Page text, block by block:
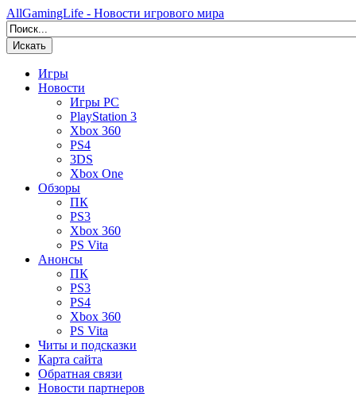
AllGamingLife - Новости игрового мира
Искать
Игры
Новости
Игры PC
PlayStation 3
Xbox 360
PS4
3DS
Xbox One
Обзоры
ПК
PS3
Xbox 360
PS Vita
Анонсы
ПК
PS3
PS4
Xbox 360
PS Vita
Читы и подсказки
Карта сайта
Обратная связи
Новости партнеров